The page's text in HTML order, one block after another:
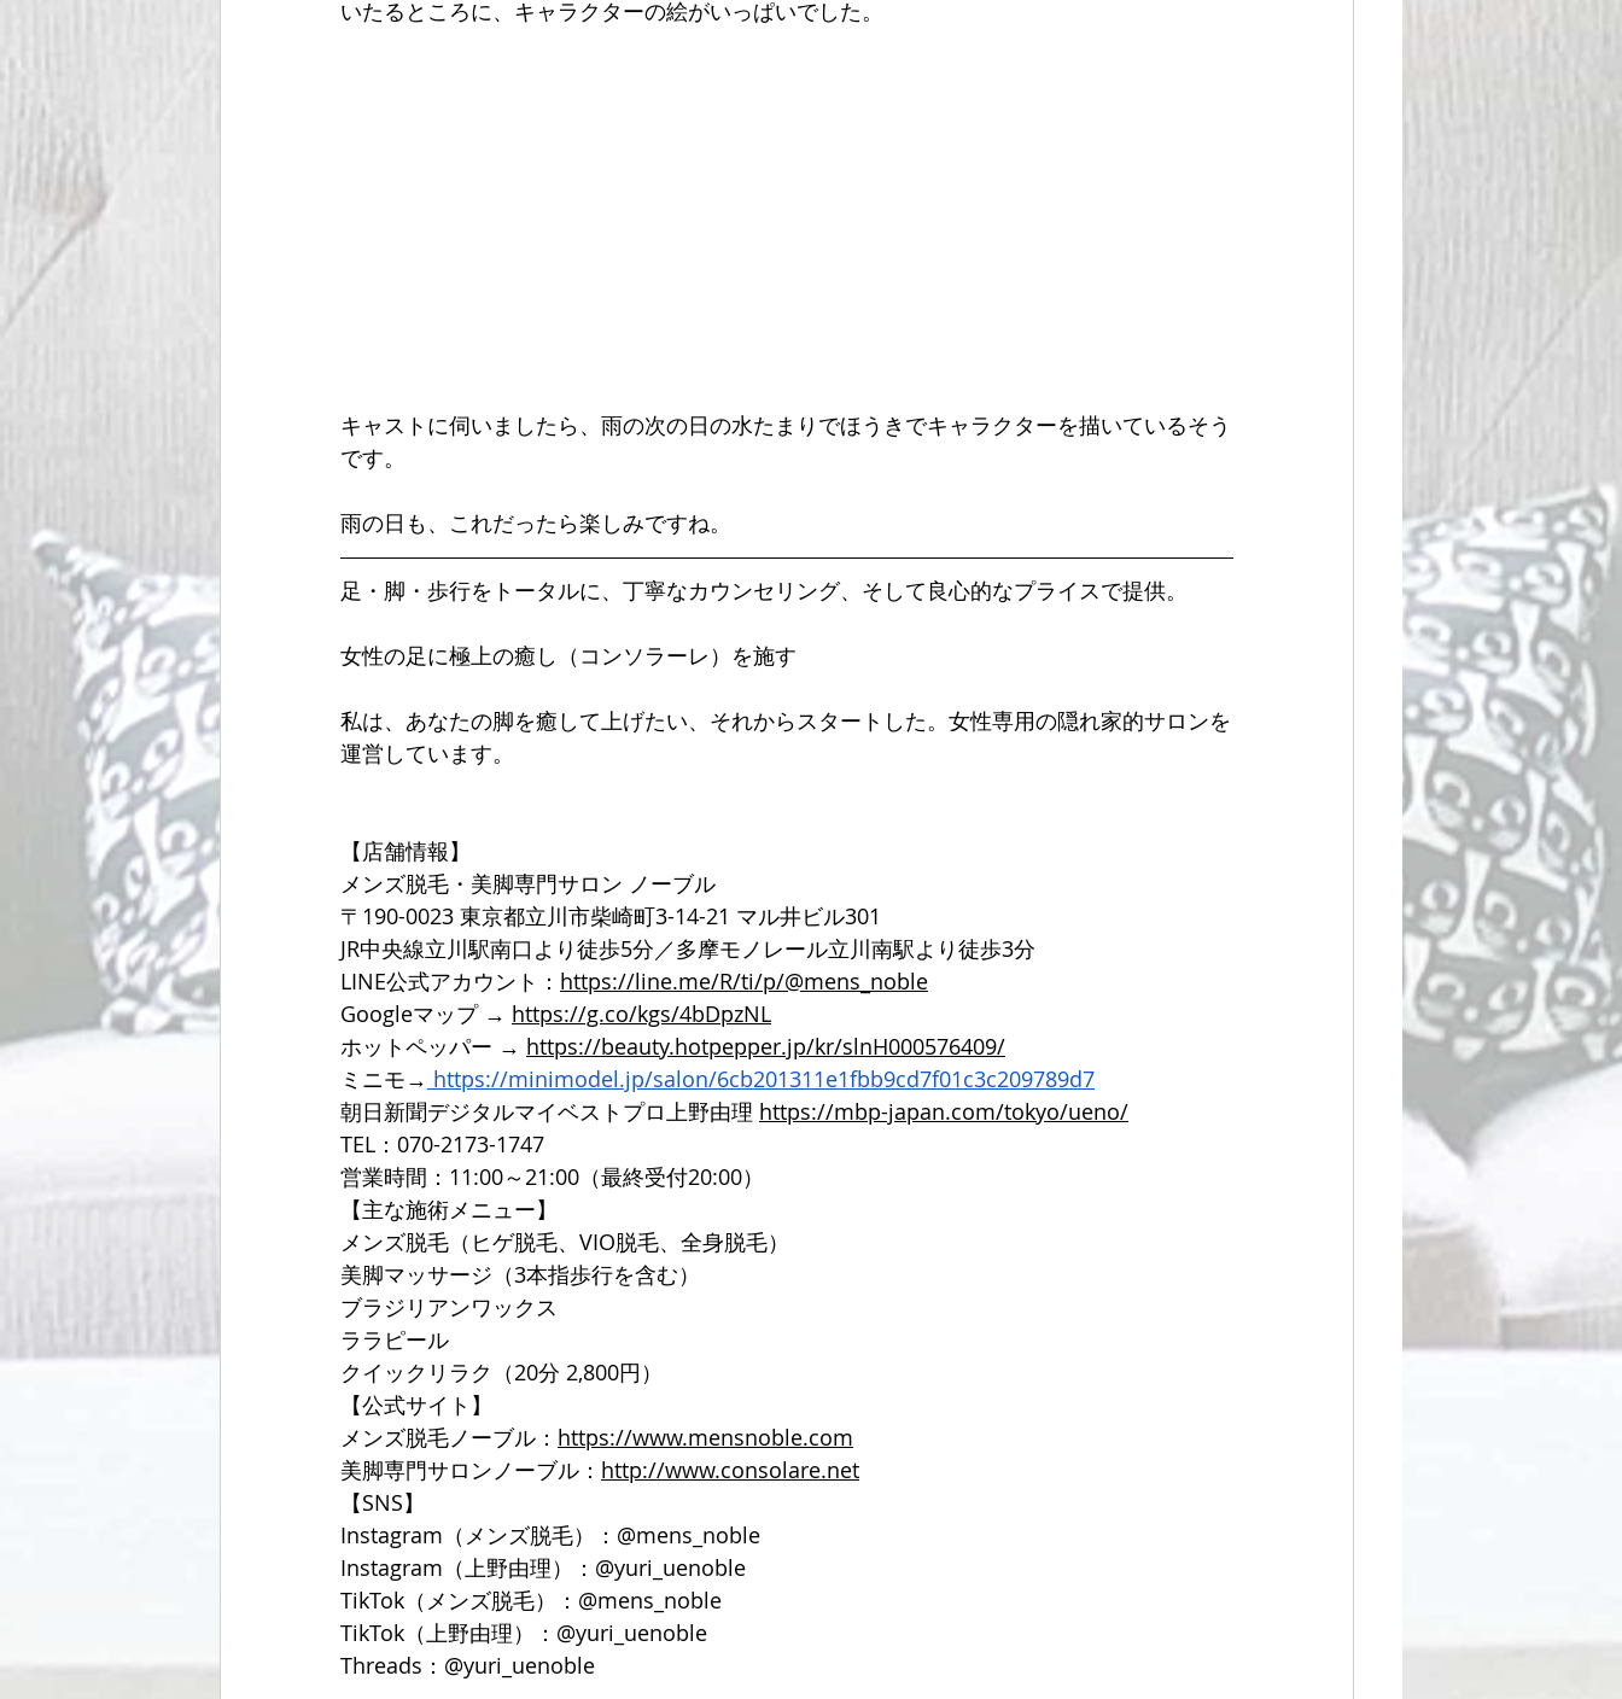
いたるところに、キャラクターの絵がいっぱいでした。
キャストに伺いましたら、雨の次の日の水たまりでほうきでキャラクターを描いているそう
です。
雨の日も、これだったら楽しみですね。
足・脚・歩行をトータルに、丁寧なカウンセリング、そして良心的なプライスで提供。
女性の足に極上の癒し（コンソラーレ）を施す
私は、あなたの脚を癒して上げたい、それからスタートした。女性専用の隠れ家的サロンを
運営しています。
【店舗情報】
メンズ脱毛・美脚専門サロン ノーブル
〒190-0023 東京都立川市柴崎町3-14-21 マル井ビル301
JR中央線立川駅南口より徒歩5分／多摩モノレール立川南駅より徒歩3分
LINE公式アカウント： https://line.me/R/ti/p/@mens_noble
Googleマップ → https://g.co/kgs/4bDpzNL
ホットペッパー → https://beauty.hotpepper.jp/kr/slnH000576409/
ミニモ→ https://minimodel.jp/salon/6cb201311e1fbb9cd7f01c3c209789d7
朝日新聞デジタルマイベストプロ上野由理 https://mbp-japan.com/tokyo/ueno/
TEL：070-2173-1747
営業時間：11:00～21:00（最終受付20:00）
【主な施術メニュー】
メンズ脱毛（ヒゲ脱毛、VIO脱毛、全身脱毛）
美脚マッサージ（3本指歩行を含む）
ブラジリアンワックス
ララピール
クイックリラク（20分 2,800円）
【公式サイト】
メンズ脱毛ノーブル： https://www.mensnoble.com
美脚専門サロンノーブル： http://www.consolare.net
【SNS】
Instagram（メンズ脱毛）：@mens_noble
Instagram（上野由理）：@yuri_uenoble
TikTok（メンズ脱毛）：@mens_noble
TikTok（上野由理）：@yuri_uenoble
Threads：@yuri_uenoble